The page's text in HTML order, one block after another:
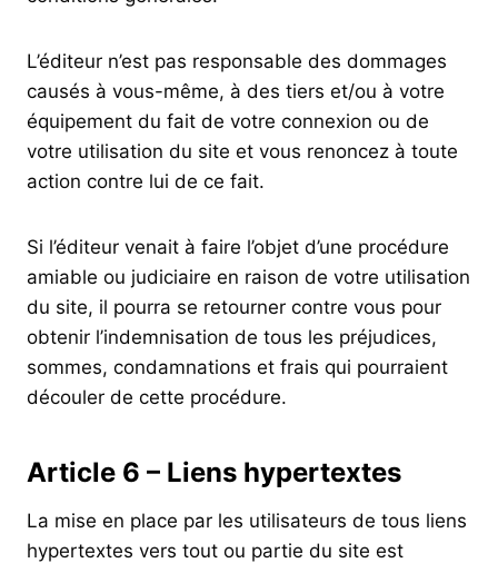
L’éditeur n’est pas responsable des dommages
causés à vous-même, à des tiers et/ou à votre
équipement du fait de votre connexion ou de
votre utilisation du site et vous renoncez à toute
action contre lui de ce fait.
Si l’éditeur venait à faire l’objet d’une procédure
amiable ou judiciaire en raison de votre utilisation
du site, il pourra se retourner contre vous pour
obtenir l’indemnisation de tous les préjudices,
sommes, condamnations et frais qui pourraient
découler de cette procédure.
Article 6 – Liens hypertextes
La mise en place par les utilisateurs de tous liens
hypertextes vers tout ou partie du site est